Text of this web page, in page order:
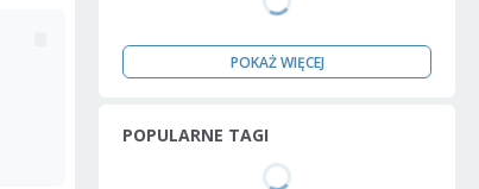
POKAŻ WIĘCEJ
POPULARNE TAGI